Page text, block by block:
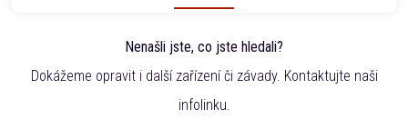
Nenašli jste, co jste hledali?
Dokážeme opravit i další zařízení či závady. Kontaktujte naši
infolinku.